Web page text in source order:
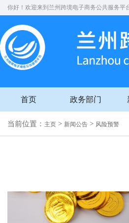
你好！欢迎来到兰州跨境电子商务公共服务平
首页 政务部门
当前位置： 主页 > 新闻公告 > 风险预警